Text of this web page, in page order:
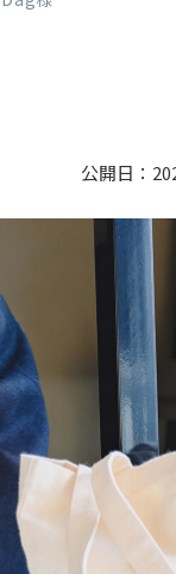
公開日：